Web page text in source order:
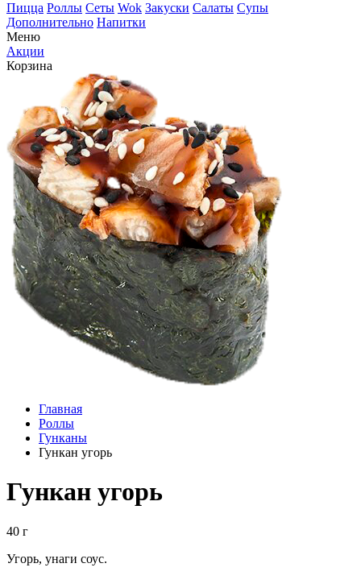
Пицца Роллы Сеты Wok Закуски Салаты Супы
Дополнительно Напитки
Меню
Акции
Корзина
Главная
Роллы
Гунканы
Гункан угорь
Гункан угорь
40 г
Угорь, унаги соус.